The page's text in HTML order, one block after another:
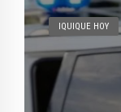
IQUIQUE HOY